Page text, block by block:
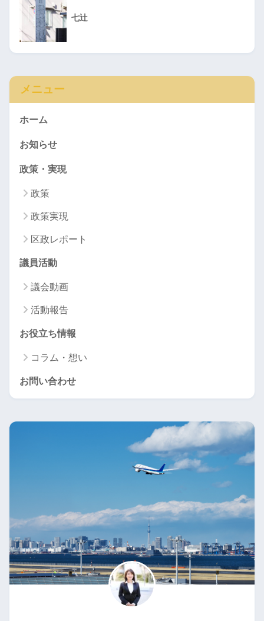
七辻
メニュー
ホーム
お知らせ
政策・実現
政策
政策実現
区政レポート
議員活動
議会動画
活動報告
お役立ち情報
コラム・想い
お問い合わせ